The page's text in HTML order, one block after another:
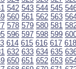
542 543 544 545
560 561 562 563
578 579 580 581
596 597 598 599
614 615 616 617 618
632 633 634 635
650 651 652 653